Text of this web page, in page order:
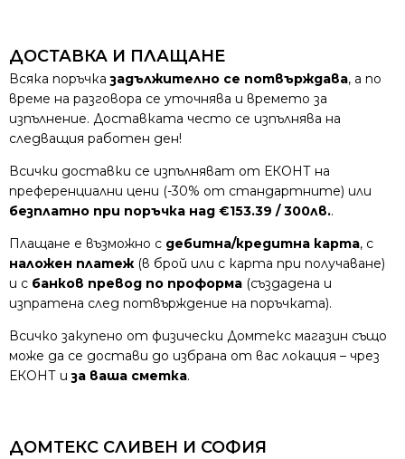
ДОСТАВКА И ПЛАЩАНЕ
Всяка поръчказадължително се потвърждава, а по
време на разговора се уточнява и времето за
изпълнение. Доставката често се изпълнява на
следващия работен ден!
Всички доставки се изпълняват от ЕКОНТ на
преференциални цени (-30% от стандартните) или
безплатно при поръчка над €153.39 / 300лв..
Плащане е възможно с дебитна/кредитна карта, с
наложен платеж (в брой или с карта при получаване)
и с банков превод по проформа (създадена и
изпратена след потвърждение на поръчката).
Всичко закупено от физически Домтекс магазин също
може да се достави до избрана от вас локация – чрез
ЕКОНТ иза ваша сметка.
ДОМТЕКС СЛИВЕН И СОФИЯ